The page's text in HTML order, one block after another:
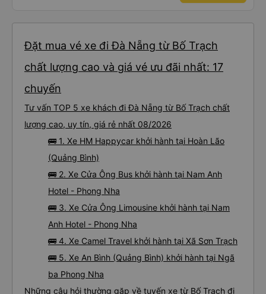
Đặt mua vé xe đi Đà Nẵng từ Bố Trạch
chất lượng cao và giá vé ưu đãi nhất: 17
chuyến
Tư vấn TOP 5 xe khách đi Đà Nẵng từ Bố Trạch chất
lượng cao, uy tín, giá rẻ nhất 08/2026
🚌 1. Xe HM Happycar khởi hành tại Hoàn Lão
(Quảng Bình)
🚌 2. Xe Cửa Ông Bus khởi hành tại Nam Anh
Hotel - Phong Nha
🚌 3. Xe Cửa Ông Limousine khởi hành tại Nam
Anh Hotel - Phong Nha
🚌 4. Xe Camel Travel khởi hành tại Xã Sơn Trạch
🚌 5. Xe An Bình (Quảng Bình) khởi hành tại Ngã
ba Phong Nha
Những câu hỏi thường gặp về tuyến xe từ Bố Trạch đi